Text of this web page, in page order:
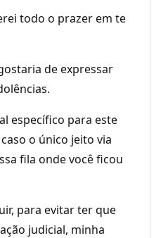
todo o prazer em te
de expressar
específico para este
o único jeito via
fila onde você ficou
para evitar ter que
judicial, minha